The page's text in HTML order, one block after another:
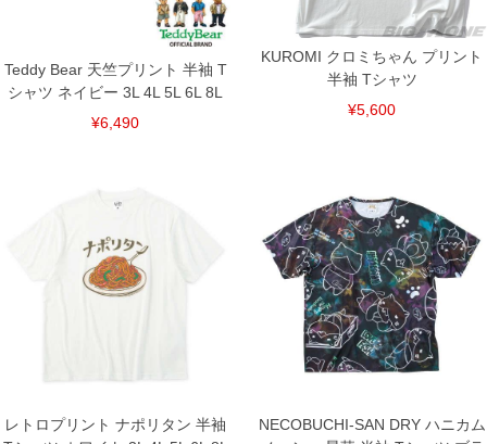
※【ボトムの裾上げをご希望の場合】
裾上げ料金は500円+税となります。
備考欄に股下●cmとご記入下さい。（裾上げ無料対象商品は1本につき税込6,000円以
上の品が対象。1本5,999円以下の商品は有料（500円+税）となります。）
出荷まで約1週間～20日間程お時間を頂く場合がございます。
尚、裾上げした商品は返品・交換不可となりますので、予めご了承下さい。
一部、お直しに対応出来ない商品がございます。(例：裾にファスナーや調節ひもが付
いている、極端なデザインが施されている等)
※当店での掲載商品は、実店鋪と在庫を共用しておりますので店頭での売り違い、店
舗からのお取り寄せ等により、お客様にご迷惑をお掛けしてしまう場合がございま
す。そのようなことがない様最大限に努めておりますが、もしあった場合速やかにご
連絡させて頂きますので予めご了承ください。
Teddy Bear 天竺プリント 半袖 T
シャツ ネイビー 3L 4L 5L 6L 8L
¥6,490
KUROMI クロミちゃん プリント
半袖 Tシャツ
¥5,600
レトロプリント ナポリタン 半袖
NECOBUCHI-SAN DRY ハニカム